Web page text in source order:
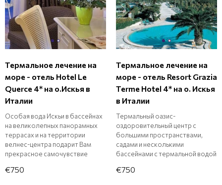
Термальное лечение на
море - отель Hotel Le
Querce 4* на о.Искья в
Италии
Особая вода Искьи в бассейнах
на великолепных панорамных
террасах и на территории
велнес-центра подарит Вам
прекрасное самочувствие
€750
Термальное лечение на
море - отель Resort Grazia
Terme Hotel 4* на о. Искья
в Италии
Термальный оазис-
оздоровительный центр с
большими пространствами,
садами и несколькими
бассейнами с термальной водой
€750